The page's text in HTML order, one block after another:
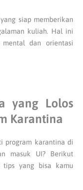
siap memberikan
kuliah. Hal ini
dan orientasi
yang Lolos
Karantina
program karantina di
masuk UI? Berikut
tips yang bisa kamu